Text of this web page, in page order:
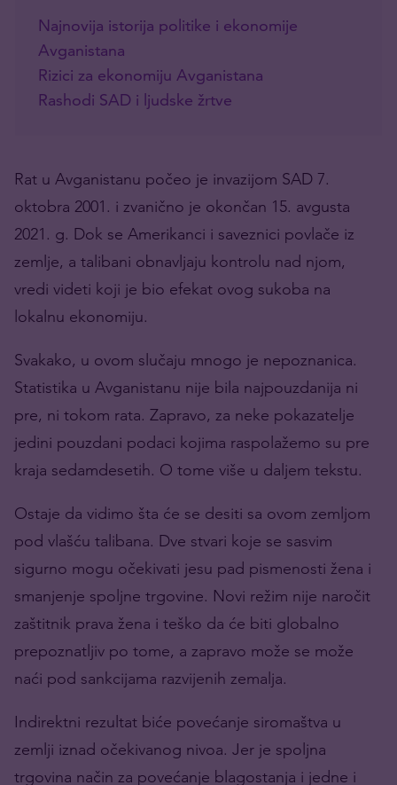
Najnovija istorija politike i ekonomije
Avganistana
Rizici za ekonomiju Avganistana
Rashodi SAD i ljudske žrtve
Rat u Avganistanu počeo je invazijom SAD 7.
oktobra 2001. i zvanično je okončan 15. avgusta
2021. g. Dok se Amerikanci i saveznici povlače iz
zemlje, a talibani obnavljaju kontrolu nad njom,
vredi videti koji je bio efekat ovog sukoba na
lokalnu ekonomiju.
Svakako, u ovom slučaju mnogo je nepoznanica.
Statistika u Avganistanu nije bila najpouzdanija ni
pre, ni tokom rata. Zapravo, za neke pokazatelje
jedini pouzdani podaci kojima raspolažemo su pre
kraja sedamdesetih. O tome više u daljem tekstu.
Ostaje da vidimo šta će se desiti sa ovom zemljom
pod vlašću talibana. Dve stvari koje se sasvim
sigurno mogu očekivati jesu pad pismenosti žena i
smanjenje spoljne trgovine. Novi režim nije naročit
zaštitnik prava žena i teško da će biti globalno
prepoznatljiv po tome, a zapravo može se može
naći pod sankcijama razvijenih zemalja.
Indirektni rezultat biće povećanje siromaštva u
zemlji iznad očekivanog nivoa. Jer je spoljna
trgovina način za povećanje blagostanja i jedne i